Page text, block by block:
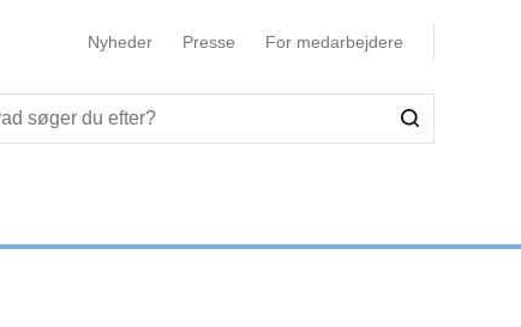
Nyheder Presse For medarbejdere